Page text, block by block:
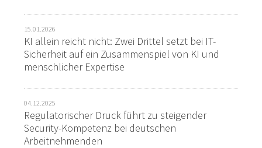
15.01.2026
KI allein reicht nicht: Zwei Drittel setzt bei IT-
Sicherheit auf ein Zusammenspiel von KI und
menschlicher Expertise
04.12.2025
Regulatorischer Druck führt zu steigender
Security-Kompetenz bei deutschen
Arbeitnehmenden